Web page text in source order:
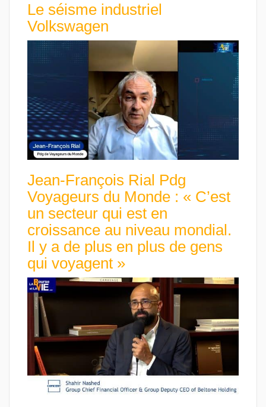
Le séisme industriel
Volkswagen
Jean-François Rial Pdg
Voyageurs du Monde : « C’est
un secteur qui est en
croissance au niveau mondial.
Il y a de plus en plus de gens
qui voyagent »